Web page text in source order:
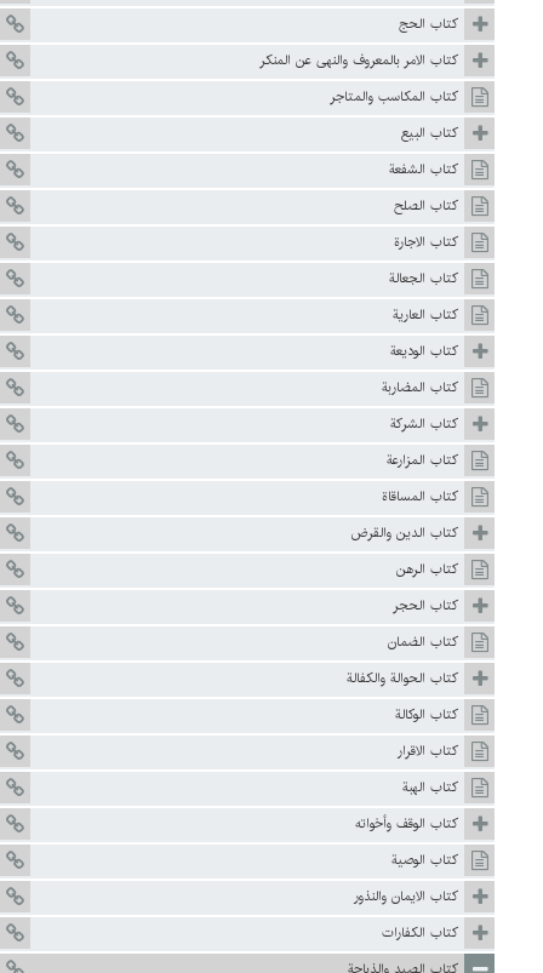
كتاب الحج
كتاب الامر بالمعروف والنهى عن المنكر
كتاب المكاسب والمتاجر
كتاب البيع
كتاب الشفعة
كتاب الصلح
كتاب الاجارة
كتاب الجعالة
كتاب العارية
كتاب الوديعة
كتاب المضاربة
كتاب الشركة
كتاب المزارعة
كتاب المساقاة
كتاب الدين والقرض
كتاب الرهن
كتاب الحجر
كتاب الضمان
كتاب الحوالة والكفالة
كتاب الوكالة
كتاب الاقرار
كتاب الهبة
كتاب الوقف وأخواته
كتاب الوصية
كتاب الايمان والنذور
كتاب الكفارات